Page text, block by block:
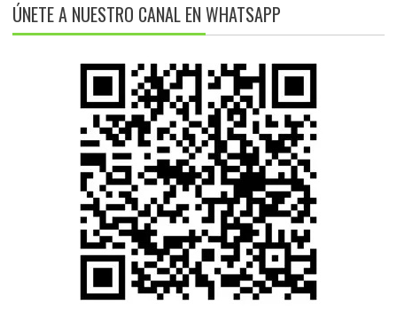
ÚNETE A NUESTRO CANAL EN WHATSAPP